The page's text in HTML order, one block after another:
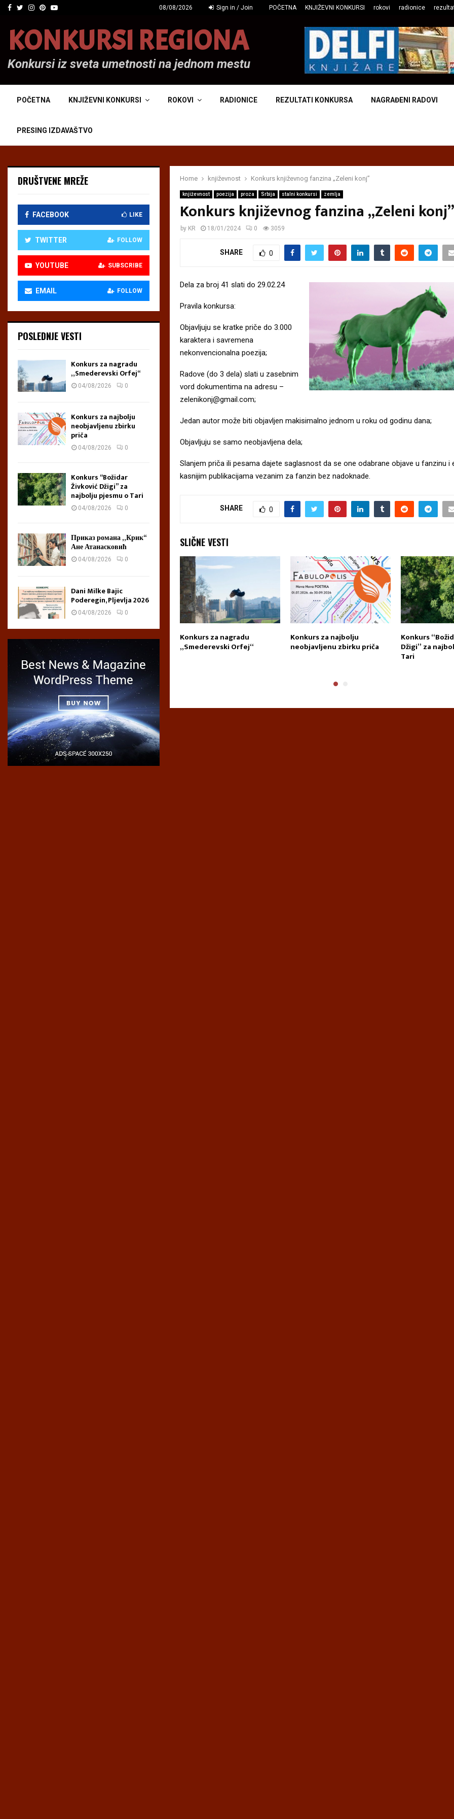
Facebook
Twitter
Instagram
Pinterest
Youtube 08/08/2026 Sign in / Join POČETNA KNJIŽEVNI KONKURSI rokovi radionice
KONKURSI REGIONA
Konkursi iz sveta umetnosti na jednom mestu
POČETNA KNJIŽEVNI KONKURSI ROKOVI RADIONICE REZULTATI KONKURSA NAGRAĐENI RADOVI
PRESING IZDAVAŠTVO
Home književnost Konkurs književnog fanzina „Zeleni konj”
književnost poezija proza Srbija stalni konkursi zemlja
Konkurs književnog fanzina „Zeleni konj”
by KR 18/01/2024 0 3059
SHARE 0
Dela za broj 41 slati do 29.02.24
Pravila konkursa:
Objavljuju se kratke priče do 3.000
karaktera i savremena
nekonvencionalna poezija;
Radove (do 3 dela) slati u zasebnim
vord dokumentima na adresu –
zelenikonj@gmail.com;
Jedan autor može biti objavljen makisimalno jednom u roku od godinu dana;
Objavljuju se samo neobjavljena dela;
Slanjem priča ili pesama dajete saglasnost da se one odabrane objave u fanzinu i
kasnijim publikacijama vezanim za fanzin bez nadoknade.
SHARE 0
SLIČNE VESTI
Poderegin, Poetum otvara konkurs za
zbornik kratkih priča
Konkurs za nagradu
„Smederevski Orfej“
Konkurs za najbolju
neobjavljenu zbirku priča
Konkurs
Džigi” za
Tari
DRUŠTVENE MREŽE
FACEBOOK LIKE
TWITTER FOLLOW
YOUTUBE SUBSCRIBE
EMAIL FOLLOW
POSLEDNJE VESTI
Konkurs za nagradu
„Smederevski Orfej“
04/08/2026 0
Konkurs za najbolju
neobjavljenu zbirku
priča
04/08/2026 0
Konkurs “Božidar
Živković Džigi” za
najbolju pjesmu o Tari
04/08/2026 0
Приказ романа „Крик“
Ане Атанасковић
04/08/2026 0
Dani Milke Bajic
Poderegin, Pljevlja 2026
04/08/2026 0